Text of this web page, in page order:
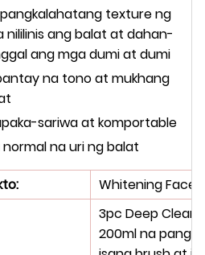
texture ng
nililinis ang balat at dahan-
ang mga dumi at dumi
na tono at mukhang
sariwa at komportable
na uri ng balat
Whitening Face
3pc Deep
200ml na